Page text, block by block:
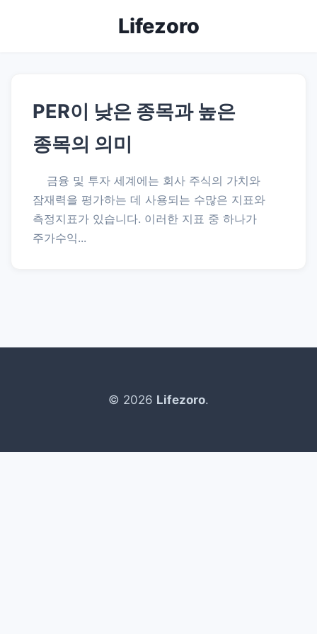
Lifezoro
PER이 낮은 종목과 높은
종목의 의미
금융 및 투자 세계에는 회사 주식의 가치와
잠재력을 평가하는 데 사용되는 수많은 지표와
측정지표가 있습니다. 이러한 지표 중 하나가
주가수익...
© 2026 Lifezoro.